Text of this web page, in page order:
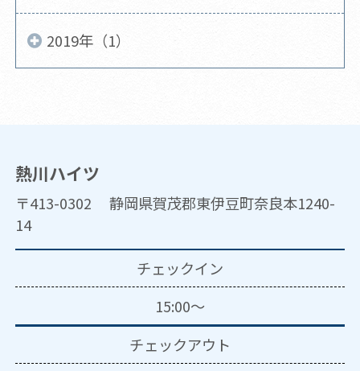
2019年（1）
熱川ハイツ
〒413-0302 静岡県賀茂郡東伊豆町奈良本1240-
14
チェックイン
15:00～
チェックアウト